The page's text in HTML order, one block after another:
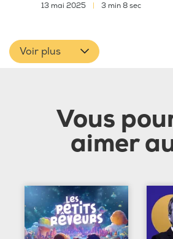
13 mai 2025 3 min 8 sec
Voir plus
Vous
aimer